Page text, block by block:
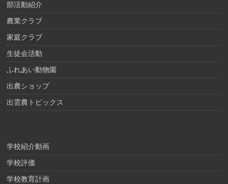
部活動紹介
農業クラブ
家庭クラブ
生徒会活動
ふれあい動物園
出農ショップ
出雲農トピックス
学校紹介動画
学校評価
学校教育計画